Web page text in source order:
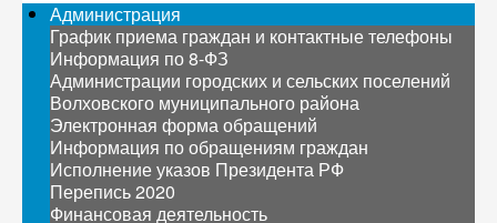
Администрация
График приема граждан и контактные телефоны
Информация по 8-ФЗ
Администрации городских и сельских поселений
Волховского муниципального района
Электронная форма обращений
Информация по обращениям граждан
Исполнение указов Президента РФ
Перепись 2020
Финансовая деятельность